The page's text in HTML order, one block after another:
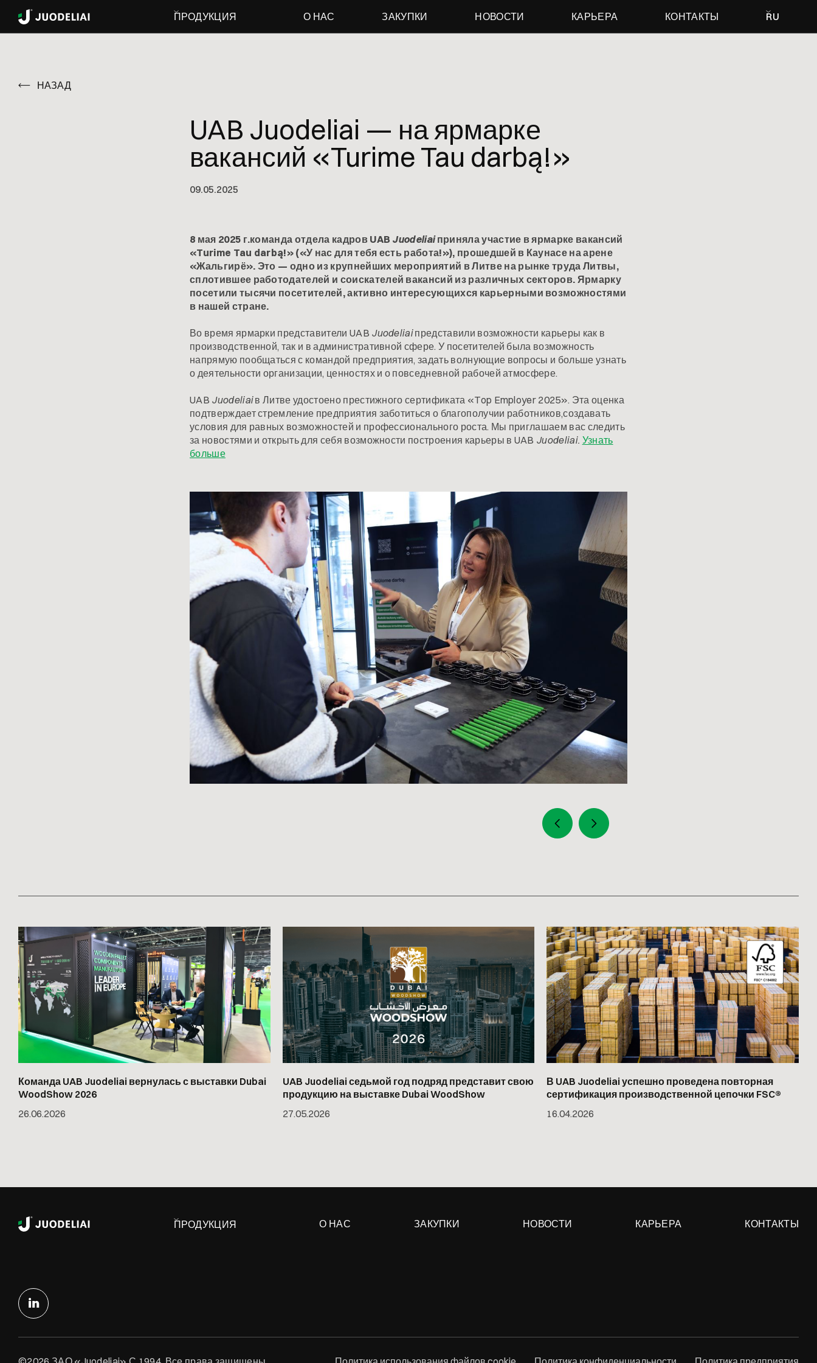
ПРОДУКЦИЯ О НАС ЗАКУПКИ НОВОСТИ КАРЬЕРА КОНТАКТЫ RU
НАЗАД
UAB Juodeliai — на ярмарке
вакансий «Turime Tau darbą!»
09.05.2025
8 мая 2025 г.команда отдела кадров UAB Juodeliaiприняла участие в ярмарке вакансий
«Turime Tau darbą!» («У нас для тебя есть работа!»), прошедшей в Каунасе на арене
«Жальгирё». Это — одно из крупнейших мероприятий в Литве на рынке труда Литвы,
сплотившее работодателей и соискателей вакансий из различных секторов. Ярмарку
посетили тысячи посетителей, активно интересующихся карьерными возможностями
в нашей стране.
Во время ярмарки представители UAB Juodeliaiпредставили возможности карьеры как в
производственной, так и в административной сфере. У посетителей была возможность
напрямую пообщаться с командой предприятия, задать волнующие вопросы и больше узнать
о деятельности организации, ценностях и о повседневной рабочей атмосфере.
UAB Juodeliaiв Литве удостоено престижного сертификата «Top Employer 2025». Эта оценка
подтверждает стремление предприятия заботиться о благополучии работников,создавать
условия для равных возможностей и профессионального роста. Мы приглашаем вас следить
за новостями и открыть для себя возможности построения карьеры в UAB Juodeliai. Узнать
больше
Команда UAB Juodeliai вернулась с выставки Dubai
WoodShow 2026
26.06.2026
UAB Juodeliai седьмой год подряд представит свою
продукцию на выставке Dubai WoodShow
27.05.2026
В UAB Juodeliai успешно проведена повторная
сертификация производственной цепочки FSC®
16.04.2026
ПРОДУКЦИЯ О НАС ЗАКУПКИ НОВОСТИ КАРЬЕРА КОНТАКТЫ